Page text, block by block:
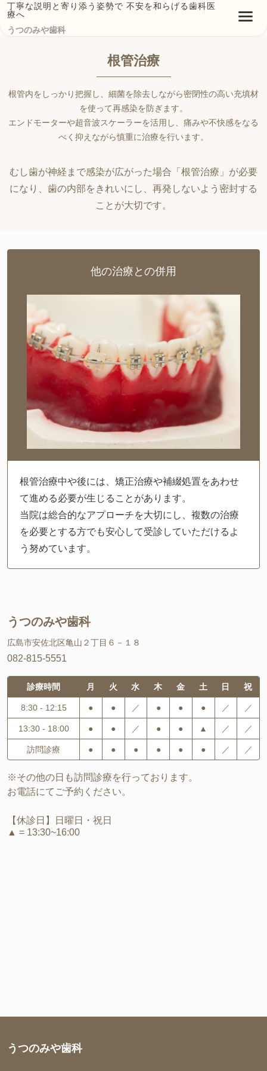
丁寧な説明と寄り添う姿勢で 不安を和らげる歯科医
療へ
うつのみや歯科
根管治療
根管内をしっかり把握し、細菌を除去しながら密閉性の高い充填材
を使って再感染を防ぎます。
エンドモーターや超音波スケーラーを活用し、痛みや不快感をなる
べく抑えながら慎重に治療を行います。
むし歯が神経まで感染が広がった場合「根管治療」が必要
になり、歯の内部をきれいにし、再発しないよう密封する
ことが大切です。
他の治療との併用
根管治療中や後には、矯正治療や補綴処置をあわせ
て進める必要が生じることがあります。
当院は総合的なアプローチを大切にし、複数の治療
を必要とする方でも安心して受診していただけるよ
う努めています。
うつのみや歯科
広島市安佐北区亀山２丁目６－１８
082-815-5551
診療時間 月 火 水 木 金 土 日 祝
8:30 - 12:15 ● ● ／ ● ● ● ／ ／
13:30 - 18:00 ● ● ／ ● ● ▲ ／ ／
訪問診療 ● ● ● ● ● ● ／ ／
※その他の日も訪問診療を行っております。
お電話にてご予約ください。
【休診日】日曜日・祝日
▲ = 13:30~16:00
うつのみや歯科